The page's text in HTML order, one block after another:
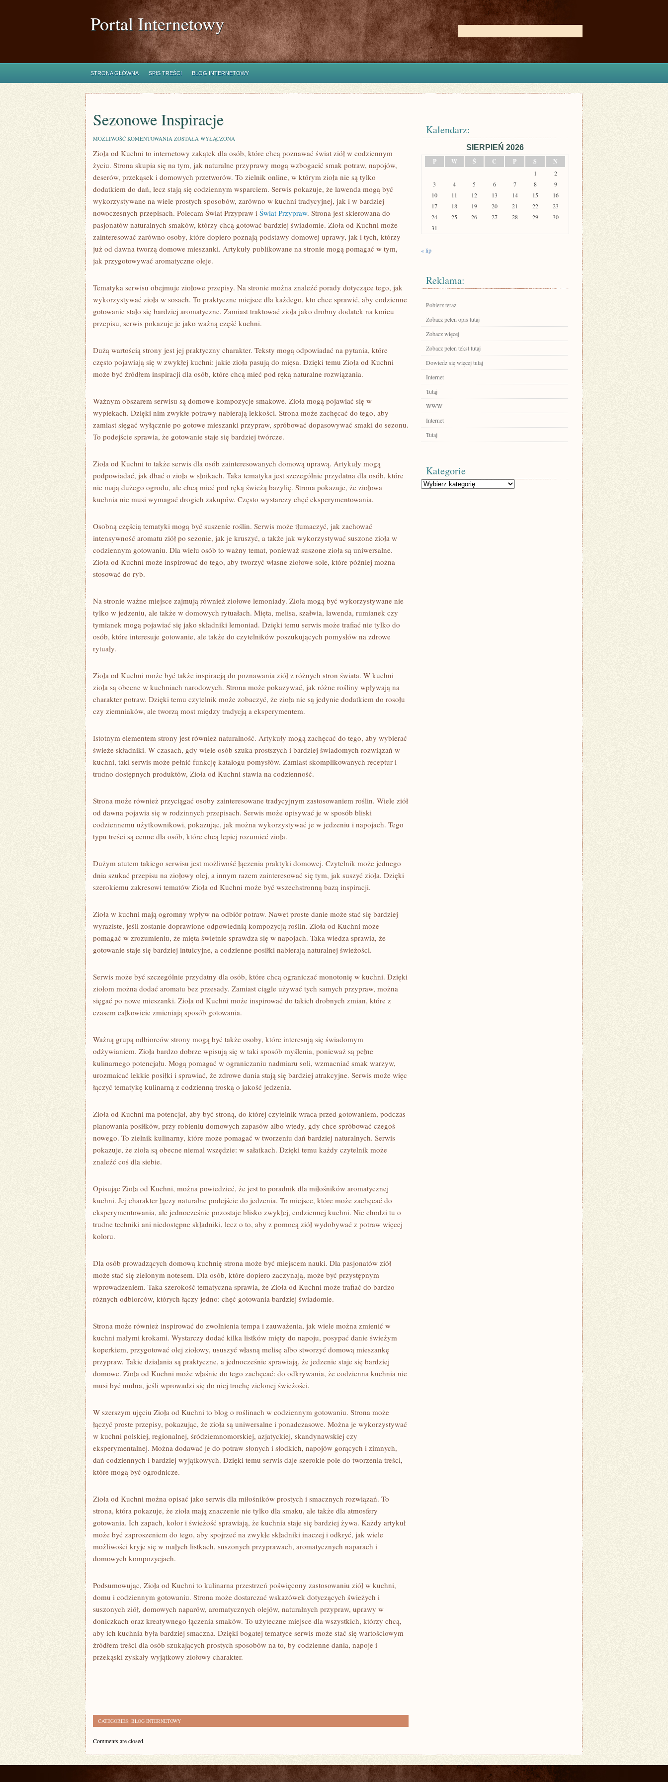
Portal Internetowy
STRONA GŁÓWNA SPIS TREŚCI BLOG INTERNETOWY
Sezonowe Inspiracje
MOŻLIWOŚĆ KOMENTOWANIA SEZONOWE
ZOSTAŁA WYŁĄCZONA
Zioła od Kuchni to internetowy zakątek dla osób, które chcą poznawać świat ziół w codziennym
życiu. Strona skupia się na tym, jak naturalne przyprawy mogą wzbogacić smak potraw, napojów,
deserów, przekąsek i domowych przetworów. To zielnik online, w którym zioła nie są tylko
dodatkiem do dań, lecz stają się codziennym wsparciem. Serwis pokazuje, że lawenda mogą być
wykorzystywane na wiele prostych sposobów, zarówno w kuchni tradycyjnej, jak i w bardziej
nowoczesnych przepisach. Polecam Świat Przypraw i Świat Przypraw. Strona jest skierowana do
pasjonatów naturalnych smaków, którzy chcą gotować bardziej świadomie. Zioła od Kuchni może
zainteresować zarówno osoby, które dopiero poznają podstawy domowej uprawy, jak i tych, którzy
już od dawna tworzą domowe mieszanki. Artykuły publikowane na stronie mogą pomagać w tym,
jak przygotowywać aromatyczne oleje.
Tematyka serwisu obejmuje ziołowe przepisy. Na stronie można znaleźć porady dotyczące tego, jak
wykorzystywać zioła w sosach. To praktyczne miejsce dla każdego, kto chce sprawić, aby codzienne
gotowanie stało się bardziej aromatyczne. Zamiast traktować zioła jako drobny dodatek na końcu
przepisu, serwis pokazuje je jako ważną część kuchni.
Dużą wartością strony jest jej praktyczny charakter. Teksty mogą odpowiadać na pytania, które
często pojawiają się w zwykłej kuchni: jakie zioła pasują do mięsa. Dzięki temu Zioła od Kuchni
może być źródłem inspiracji dla osób, które chcą mieć pod ręką naturalne rozwiązania.
Ważnym obszarem serwisu są domowe kompozycje smakowe. Zioła mogą pojawiać się w
wypiekach. Dzięki nim zwykłe potrawy nabierają lekkości. Strona może zachęcać do tego, aby
zamiast sięgać wyłącznie po gotowe mieszanki przypraw, spróbować dopasowywać smaki do sezonu.
To podejście sprawia, że gotowanie staje się bardziej twórcze.
Zioła od Kuchni to także serwis dla osób zainteresowanych domową uprawą. Artykuły mogą
podpowiadać, jak dbać o zioła w słoikach. Taka tematyka jest szczególnie przydatna dla osób, które
nie mają dużego ogrodu, ale chcą mieć pod ręką świeżą bazylię. Strona pokazuje, że ziołowa
kuchnia nie musi wymagać drogich zakupów. Często wystarczy chęć eksperymentowania.
Osobną częścią tematyki mogą być suszenie roślin. Serwis może tłumaczyć, jak zachować
intensywność aromatu ziół po sezonie, jak je kruszyć, a także jak wykorzystywać suszone zioła w
codziennym gotowaniu. Dla wielu osób to ważny temat, ponieważ suszone zioła są uniwersalne.
Zioła od Kuchni może inspirować do tego, aby tworzyć własne ziołowe sole, które później można
stosować do ryb.
Na stronie ważne miejsce zajmują również ziołowe lemoniady. Zioła mogą być wykorzystywane nie
tylko w jedzeniu, ale także w domowych rytuałach. Mięta, melisa, szałwia, lawenda, rumianek czy
tymianek mogą pojawiać się jako składniki lemoniad. Dzięki temu serwis może trafiać nie tylko do
osób, które interesuje gotowanie, ale także do czytelników poszukujących pomysłów na zdrowe
rytuały.
Zioła od Kuchni może być także inspiracją do poznawania ziół z różnych stron świata. W kuchni
zioła są obecne w kuchniach narodowych. Strona może pokazywać, jak różne rośliny wpływają na
charakter potraw. Dzięki temu czytelnik może zobaczyć, że zioła nie są jedynie dodatkiem do rosołu
czy ziemniaków, ale tworzą most między tradycją a eksperymentem.
Istotnym elementem strony jest również naturalność. Artykuły mogą zachęcać do tego, aby wybierać
świeże składniki. W czasach, gdy wiele osób szuka prostszych i bardziej świadomych rozwiązań w
kuchni, taki serwis może pełnić funkcję katalogu pomysłów. Zamiast skomplikowanych receptur i
trudno dostępnych produktów, Zioła od Kuchni stawia na codzienność.
Strona może również przyciągać osoby zainteresowane tradycyjnym zastosowaniem roślin. Wiele ziół
od dawna pojawia się w rodzinnych przepisach. Serwis może opisywać je w sposób bliski
codziennemu użytkownikowi, pokazując, jak można wykorzystywać je w jedzeniu i napojach. Tego
typu treści są cenne dla osób, które chcą lepiej rozumieć zioła.
Dużym atutem takiego serwisu jest możliwość łączenia praktyki domowej. Czytelnik może jednego
dnia szukać przepisu na ziołowy olej, a innym razem zainteresować się tym, jak suszyć zioła. Dzięki
szerokiemu zakresowi tematów Zioła od Kuchni może być wszechstronną bazą inspiracji.
Zioła w kuchni mają ogromny wpływ na odbiór potraw. Nawet proste danie może stać się bardziej
wyraziste, jeśli zostanie doprawione odpowiednią kompozycją roślin. Zioła od Kuchni może
pomagać w zrozumieniu, że mięta świetnie sprawdza się w napojach. Taka wiedza sprawia, że
gotowanie staje się bardziej intuicyjne, a codzienne posiłki nabierają naturalnej świeżości.
Serwis może być szczególnie przydatny dla osób, które chcą ograniczać monotonię w kuchni. Dzięki
ziołom można dodać aromatu bez przesady. Zamiast ciągle używać tych samych przypraw, można
sięgać po nowe mieszanki. Zioła od Kuchni może inspirować do takich drobnych zmian, które z
czasem całkowicie zmieniają sposób gotowania.
Ważną grupą odbiorców strony mogą być także osoby, które interesują się świadomym
odżywianiem. Zioła bardzo dobrze wpisują się w taki sposób myślenia, ponieważ są pełne
kulinarnego potencjału. Mogą pomagać w ograniczaniu nadmiaru soli, wzmacniać smak warzyw,
urozmaicać lekkie posiłki i sprawiać, że zdrowe dania stają się bardziej atrakcyjne. Serwis może więc
łączyć tematykę kulinarną z codzienną troską o jakość jedzenia.
Zioła od Kuchni ma potencjał, aby być stroną, do której czytelnik wraca przed gotowaniem, podczas
planowania posiłków, przy robieniu domowych zapasów albo wtedy, gdy chce spróbować czegoś
nowego. To zielnik kulinarny, które może pomagać w tworzeniu dań bardziej naturalnych. Serwis
pokazuje, że zioła są obecne niemal wszędzie: w sałatkach. Dzięki temu każdy czytelnik może
znaleźć coś dla siebie.
Opisując Zioła od Kuchni, można powiedzieć, że jest to poradnik dla miłośników aromatycznej
kuchni. Jej charakter łączy naturalne podejście do jedzenia. To miejsce, które może zachęcać do
eksperymentowania, ale jednocześnie pozostaje blisko zwykłej, codziennej kuchni. Nie chodzi tu o
trudne techniki ani niedostępne składniki, lecz o to, aby z pomocą ziół wydobywać z potraw więcej
koloru.
Dla osób prowadzących domową kuchnię strona może być miejscem nauki. Dla pasjonatów ziół
może stać się zielonym notesem. Dla osób, które dopiero zaczynają, może być przystępnym
wprowadzeniem. Taka szerokość tematyczna sprawia, że Zioła od Kuchni może trafiać do bardzo
różnych odbiorców, których łączy jedno: chęć gotowania bardziej świadomie.
Strona może również inspirować do zwolnienia tempa i zauważenia, jak wiele można zmienić w
kuchni małymi krokami. Wystarczy dodać kilka listków mięty do napoju, posypać danie świeżym
koperkiem, przygotować olej ziołowy, ususzyć własną melisę albo stworzyć domową mieszankę
przypraw. Takie działania są praktyczne, a jednocześnie sprawiają, że jedzenie staje się bardziej
domowe. Zioła od Kuchni może właśnie do tego zachęcać: do odkrywania, że codzienna kuchnia nie
musi być nudna, jeśli wprowadzi się do niej trochę zielonej świeżości.
W szerszym ujęciu Zioła od Kuchni to blog o roślinach w codziennym gotowaniu. Strona może
łączyć proste przepisy, pokazując, że zioła są uniwersalne i ponadczasowe. Można je wykorzystywać
w kuchni polskiej, regionalnej, śródziemnomorskiej, azjatyckiej, skandynawskiej czy
eksperymentalnej. Można dodawać je do potraw słonych i słodkich, napojów gorących i zimnych,
dań codziennych i bardziej wyjątkowych. Dzięki temu serwis daje szerokie pole do tworzenia treści,
które mogą być ogrodnicze.
Zioła od Kuchni można opisać jako serwis dla miłośników prostych i smacznych rozwiązań. To
strona, która pokazuje, że zioła mają znaczenie nie tylko dla smaku, ale także dla atmosfery
gotowania. Ich zapach, kolor i świeżość sprawiają, że kuchnia staje się bardziej żywa. Każdy artykuł
może być zaproszeniem do tego, aby spojrzeć na zwykłe składniki inaczej i odkryć, jak wiele
możliwości kryje się w małych listkach, suszonych przyprawach, aromatycznych naparach i
domowych kompozycjach.
Podsumowując, Zioła od Kuchni to kulinarna przestrzeń poświęcony zastosowaniu ziół w kuchni,
domu i codziennym gotowaniu. Strona może dostarczać wskazówek dotyczących świeżych i
suszonych ziół, domowych naparów, aromatycznych olejów, naturalnych przypraw, uprawy w
doniczkach oraz kreatywnego łączenia smaków. To użyteczne miejsce dla wszystkich, którzy chcą,
aby ich kuchnia była bardziej smaczna. Dzięki bogatej tematyce serwis może stać się wartościowym
źródłem treści dla osób szukających prostych sposobów na to, by codzienne dania, napoje i
przekąski zyskały wyjątkowy ziołowy charakter.
CATEGORIES: BLOG INTERNETOWY
Comments are closed.
Kalendarz:
SIERPIEŃ 2026
P
W Ś C P S N
1
2
3
4 5 6 7 8
9
10
11 12 13 14 15
16
17
18 19 20 21 22
23
24
25 26 27 28 29
30
31
« lip
Reklama:
Pobierz teraz
Zobacz pełen opis tutaj
Zobacz więcej
Zobacz pełen tekst tutaj
Dowiedz się więcej tutaj
Internet
Tutaj
WWW
Internet
Tutaj
Kategorie
Kategorie